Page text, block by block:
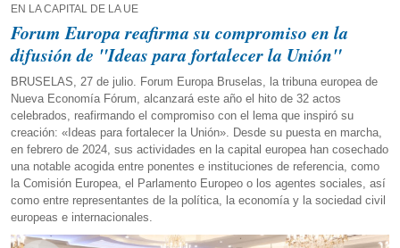
EN LA CAPITAL DE LA UE
Forum Europa reafirma su compromiso en la
difusión de "Ideas para fortalecer la Unión"
BRUSELAS, 27 de julio. Forum Europa Bruselas, la tribuna europea de
Nueva Economía Fórum, alcanzará este año el hito de 32 actos
celebrados, reafirmando el compromiso con el lema que inspiró su
creación: «Ideas para fortalecer la Unión». Desde su puesta en marcha,
en febrero de 2024, sus actividades en la capital europea han cosechado
una notable acogida entre ponentes e instituciones de referencia, como
la Comisión Europea, el Parlamento Europeo o los agentes sociales, así
como entre representantes de la política, la economía y la sociedad civil
europeas e internacionales.